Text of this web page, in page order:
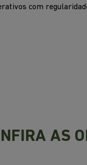
com
AS